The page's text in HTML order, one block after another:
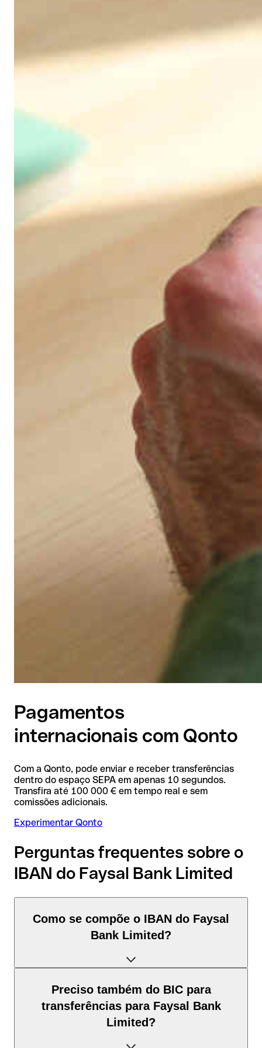
Pagamentos
internacionais com Qonto
Com a Qonto, pode enviar e receber transferências
dentro do espaço SEPA em apenas 10 segundos.
Transfira até 100 000 € em tempo real e sem
comissões adicionais.
Experimentar Qonto
Perguntas frequentes sobre o
IBAN do Faysal Bank Limited
Como se compõe o IBAN do Faysal
Bank Limited?
composto por três elementos:
Preciso também do BIC para
transferências para Faysal Bank
Limited?